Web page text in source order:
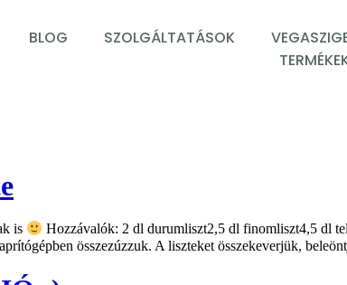
BLOG SZOLGÁLTATÁSOK
is
Hozzávalók: 2 dl durumliszt2,5 dl finomliszt4,5 dl
összezúzzuk. A liszteket összekeverjük,